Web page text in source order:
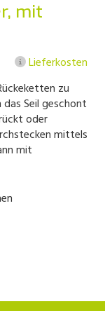
mit
Lieferkosten
zu
Seil geschont
oder
mittels
mit